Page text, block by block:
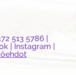
513 5786 |
Instagram